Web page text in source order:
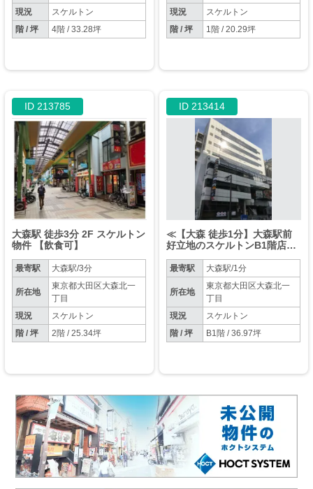
現況
スケルトン
階 / 坪
4階 / 33.28坪
現況
スケルトン
階 / 坪
1階 / 20.29坪
ID 213785
大森駅 徒歩3分 2F スケルトン
物件 【飲食可】
最寄駅 大森駅/3分
所在地
東京都大田区大森北一
丁目
現況
スケルトン
階 / 坪
2階 / 25.34坪
ID 213414
≪【大森 徒歩1分】大森駅前
好立地のスケルトンB1階店舗
最寄駅 大森駅/1分
所在地
東京都大田区大森北一
丁目
現況
スケルトン
階 / 坪
B1階 / 36.97坪